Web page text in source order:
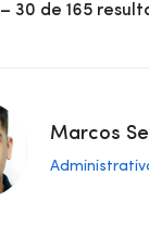
– 30 de 165
Marcos